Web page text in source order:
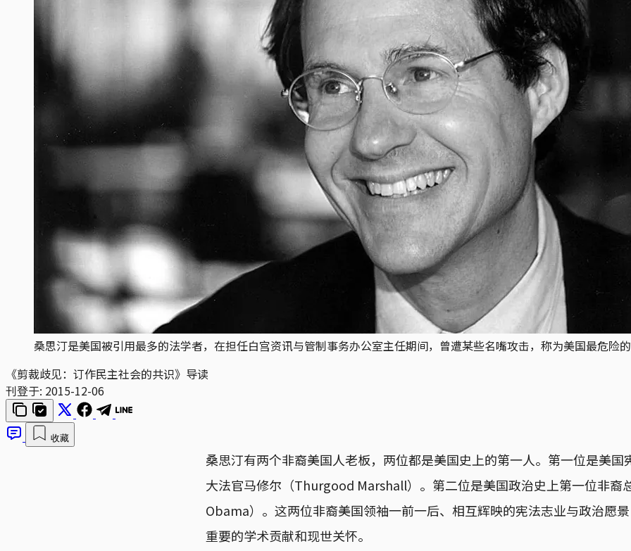
桑思汀是美国被引用最多的法学者，在担任白宫资讯与管制事务办公室主任期间，曾遭某些名嘴攻击，称为美国最危险
《剪裁歧见：订作民主社会的共识》导读
刊登于: 2015-12-06
收藏
桑思汀有两个非裔美国人老板，两位都是美国史上的第一人。第一位是美国
大法官马修尔（Thurgood Marshall）。第二位是美国政治史上第一位非裔
Obama）。这两位非裔美国领袖一前一后、相互辉映的宪法志业与政治愿
重要的学术贡献和现世关怀。